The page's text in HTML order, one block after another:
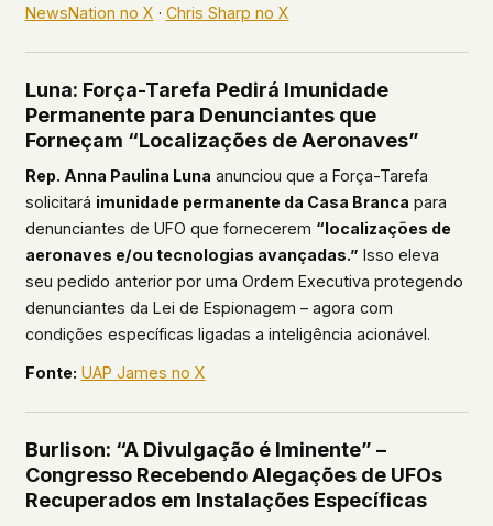
NewsNation no X · Chris Sharp no X
Luna: Força-Tarefa Pedirá Imunidade
Permanente para Denunciantes que
Forneçam “Localizações de Aeronaves”
Rep. Anna Paulina Luna anunciou que a Força-Tarefa
solicitará imunidade permanente da Casa Branca para
denunciantes de UFO que fornecerem “localizações de
aeronaves e/ou tecnologias avançadas.” Isso eleva
seu pedido anterior por uma Ordem Executiva protegendo
denunciantes da Lei de Espionagem – agora com
condições específicas ligadas a inteligência acionável.
Fonte: UAP James no X
Burlison: “A Divulgação é Iminente” –
Congresso Recebendo Alegações de UFOs
Recuperados em Instalações Específicas